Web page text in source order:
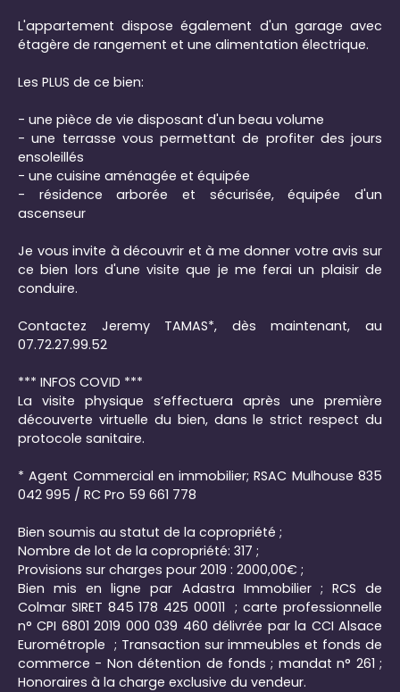
L'appartement dispose également d'un garage avec
étagère de rangement et une alimentation électrique.
Les PLUS de ce bien:
- une pièce de vie disposant d'un beau volume
- une terrasse vous permettant de profiter des jours
ensoleillés
- une cuisine aménagée et équipée
- résidence arborée et sécurisée, équipée d'un
ascenseur
Je vous invite à découvrir et à me donner votre avis sur
ce bien lors d'une visite que je me ferai un plaisir de
conduire.
Contactez Jeremy TAMAS*, dès maintenant, au
07.72.27.99.52
*** INFOS COVID ***
La visite physique s’effectuera après une première
découverte virtuelle du bien, dans le strict respect du
protocole sanitaire.
* Agent Commercial en immobilier; RSAC Mulhouse 835
042 995 / RC Pro 59 661 778
Bien soumis au statut de la copropriété ;
Nombre de lot de la copropriété: 317 ;
Provisions sur charges pour 2019 : 2000,00€ ;
Bien mis en ligne par Adastra Immobilier ; RCS de
Colmar SIRET 845 178 425 00011 ; carte professionnelle
n° CPI 6801 2019 000 039 460 délivrée par la CCI Alsace
Eurométrople ; Transaction sur immeubles et fonds de
commerce - Non détention de fonds ; mandat n° 261 ;
Honoraires à la charge exclusive du vendeur.